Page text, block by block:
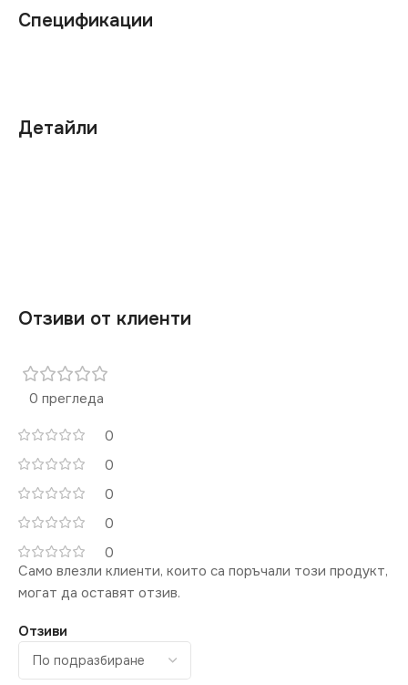
Детайли
Спецификации
Отзиви от клиенти
0 прегледа
0
0
0
0
0
Отзиви
Само влезли клиенти, които са поръчали този продукт,
могат да оставят отзив.